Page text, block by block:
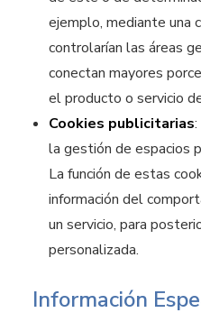
ejemplo, mediante una
controlarían las áreas
conectan mayores
el producto o servicio
Cookies publicitarias
la gestión de espacios
La función de estas
información del
un servicio, para
personalizada.
Información